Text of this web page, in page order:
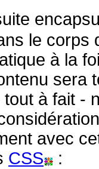
le corps
à la
sera
à fait -
avec
CSS :